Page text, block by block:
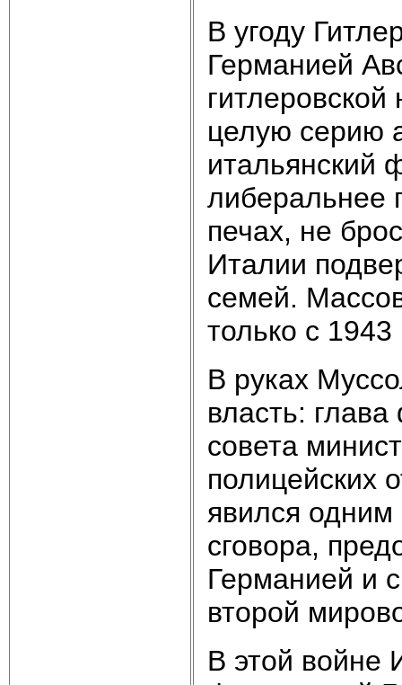
В угоду
Германией
целую серию
итальянский
либеральнее
печах, не
Италии
семей.
только с 1943
В руках
власть:
совета
полицейских
явился одним
сговора,
Германией и
второй
В этой войне